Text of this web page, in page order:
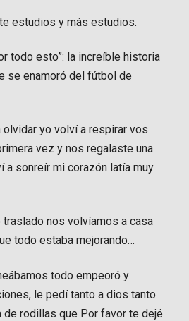
estudios y más estudios.
todo esto”: la increíble historia
se enamoró del fútbol de
olvidar yo volví a respirar vos
vez y nos regalaste una
a sonreír mi corazón latía muy
nos volvíamos a casa
todo estaba mejorando…
todo empeoró y
le pedí tanto a dios tanto
de rodillas que Por favor te dejé